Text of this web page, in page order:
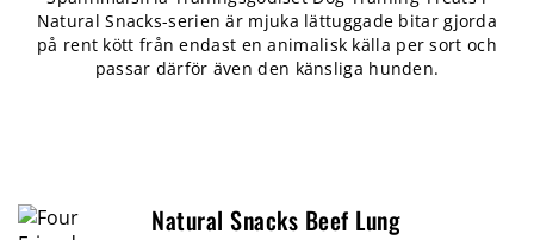
Natural Snacks-serien är mjuka lättuggade bitar gjorda
på rent kött från endast en animalisk källa per sort och
passar därför även den känsliga hunden.
Natural Snacks Beef Lung